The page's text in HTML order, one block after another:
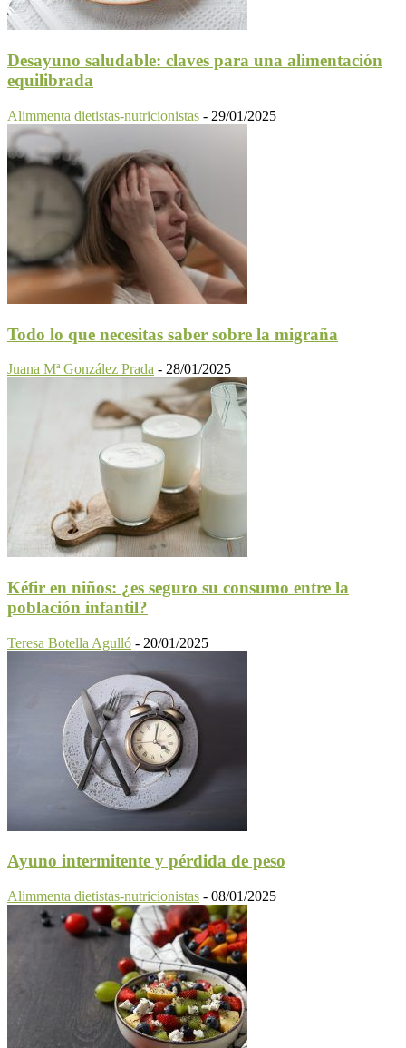
Desayuno saludable: claves para una alimentación
equilibrada
Alimmenta dietistas-nutricionistas - 29/01/2025
Todo lo que necesitas saber sobre la migraña
Juana Mª González Prada - 28/01/2025
Kéfir en niños: ¿es seguro su consumo entre la
población infantil?
Teresa Botella Agulló - 20/01/2025
Ayuno intermitente y pérdida de peso
Alimmenta dietistas-nutricionistas - 08/01/2025